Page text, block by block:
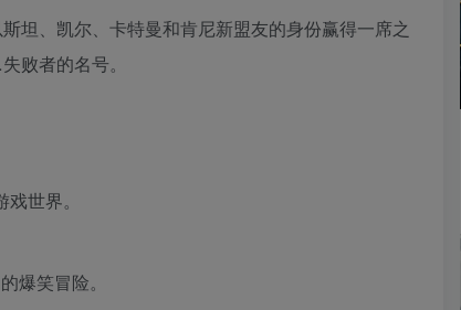
坦、凯尔、卡特曼和肯尼新盟友的身份赢得一席之
败者的名号。
世界。
爆笑冒险。